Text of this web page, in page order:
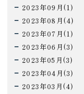
2023年09月(1)
2023年08月(4)
2023年07月(1)
2023年06月(3)
2023年05月(3)
2023年04月(3)
2023年03月(4)